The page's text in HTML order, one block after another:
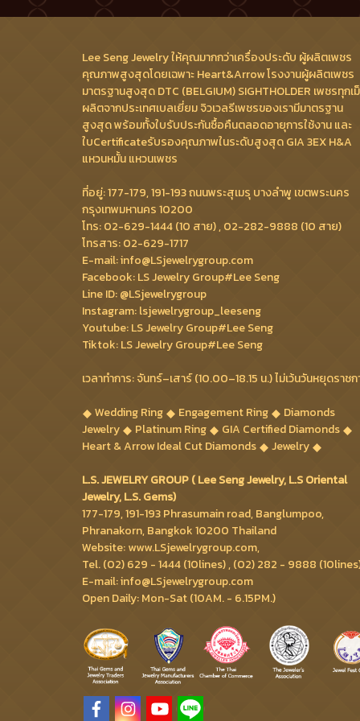
Lee Seng Jewelry ให้คุณมากกว่าเครื่องประดับ ผู้ผลิตเพชร
คุณภาพสูงสุดโดยเฉพาะ Heart&Arrow โรงงานผู้ผลิตเพชร
มาตรฐานสูงสุด DTC (BELGIUM) SIGHTHOLDER เพชรทุกเ
ผลิตจากประเทศเบลเยี่ยม จิวเวลรีเพชรของเรามีมาตรฐาน
สูงสุด พร้อมทั้งใบรับประกันซื้อคืนตลอดอายุการใช้งาน และ
ใบCertificateรับรองคุณภาพในระดับสูงสุด GIA 3EX H&A
แหวนหมั้น แหวนเพชร
ที่อยู่: 177-179, 191-193 ถนนพระสุเมรุ บางลำพู เขตพระนคร
กรุงเทพมหานคร 10200
โทร: 02-629-1444 (10 สาย) , 02-282-9888 (10 สาย)
โทรสาร: 02-629-1717
E-mail: info@LSjewelrygroup.com
Facebook: LS Jewelry Group#Lee Seng
Line ID: @LSjewelrygroup
Instagram: lsjewelrygroup_leeseng
Youtube: LS Jewelry Group#Lee Seng
Tiktok: LS Jewelry Group#Lee Seng
เวลาทำการ: จันทร์–เสาร์ (10.00–18.15 น.) ไม่เว้นวันหยุดราช
Wedding Ring
Engagement Ring
Diamonds
Jewelry
Platinum Ring
GIA Certified Diamonds
Heart & Arrow Ideal Cut Diamonds
Jewelry
L.S. JEWELRY GROUP ( Lee Seng Jewelry, L.S Oriental
Jewelry, L.S. Gems)
177-179, 191-193 Phrasumain road, Banglumpoo,
Phranakorn, Bangkok 10200 Thailand
Website: www.LSjewelrygroup.com,
Tel. (02) 629 - 1444 (10lines) , (02) 282 - 9888
E-mail: info@LSjewelrygroup.com
Open Daily: Mon-Sat (10AM. - 6.15PM.)